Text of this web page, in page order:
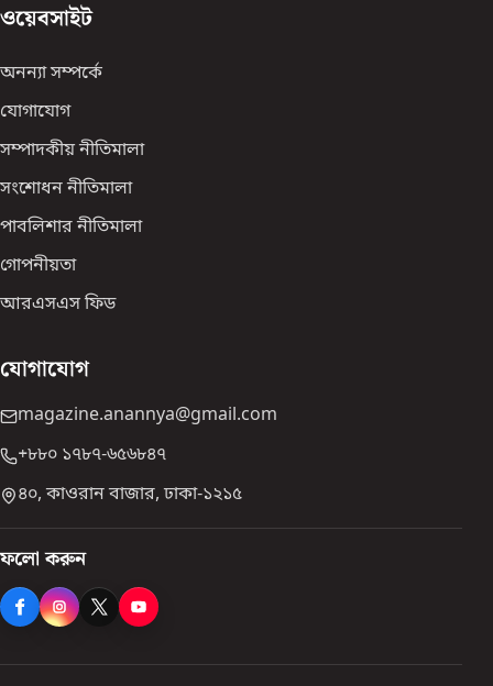
ওয়েবসাইট
অনন্যা সম্পর্কে
যোগাযোগ
সম্পাদকীয় নীতিমালা
সংশোধন নীতিমালা
পাবলিশার নীতিমালা
গোপনীয়তা
আরএসএস ফিড
যোগাযোগ
magazine.anannya@gmail.com
+৮৮০ ১৭৮৭-৬৫৬৮৪৭
৪০, কাওরান বাজার, ঢাকা-১২১৫
ফলো করুন